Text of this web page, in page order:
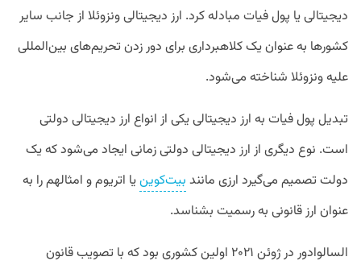
دیجیتالی یا پول فیات مبادله کرد. ارز دیجیتالی ونزوئلا از جانب سایر
کشورها به عنوان یک کلاهبرداری برای دور زدن تحریم‌های بین‌المللی
علیه ونزوئلا شناخته می‌شود.
تبدیل پول فیات به ارز دیجیتالی یکی از انواع ارز دیجیتالی دولتی
است. نوع دیگری از ارز دیجیتالی دولتی زمانی ایجاد می‌شود که یک
دولت تصمیم می‌گیرد ارزی مانند بیت‌کوینیا اتریوم و امثالهم را به
عنوان ارز قانونی به رسمیت بشناسد.
السالوادور در ژوئن ۲۰۲۱ اولین کشوری بود که با تصویب قانون